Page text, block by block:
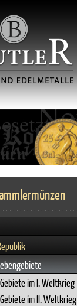
im I. Weltkrieg
im II. Weltkrieg